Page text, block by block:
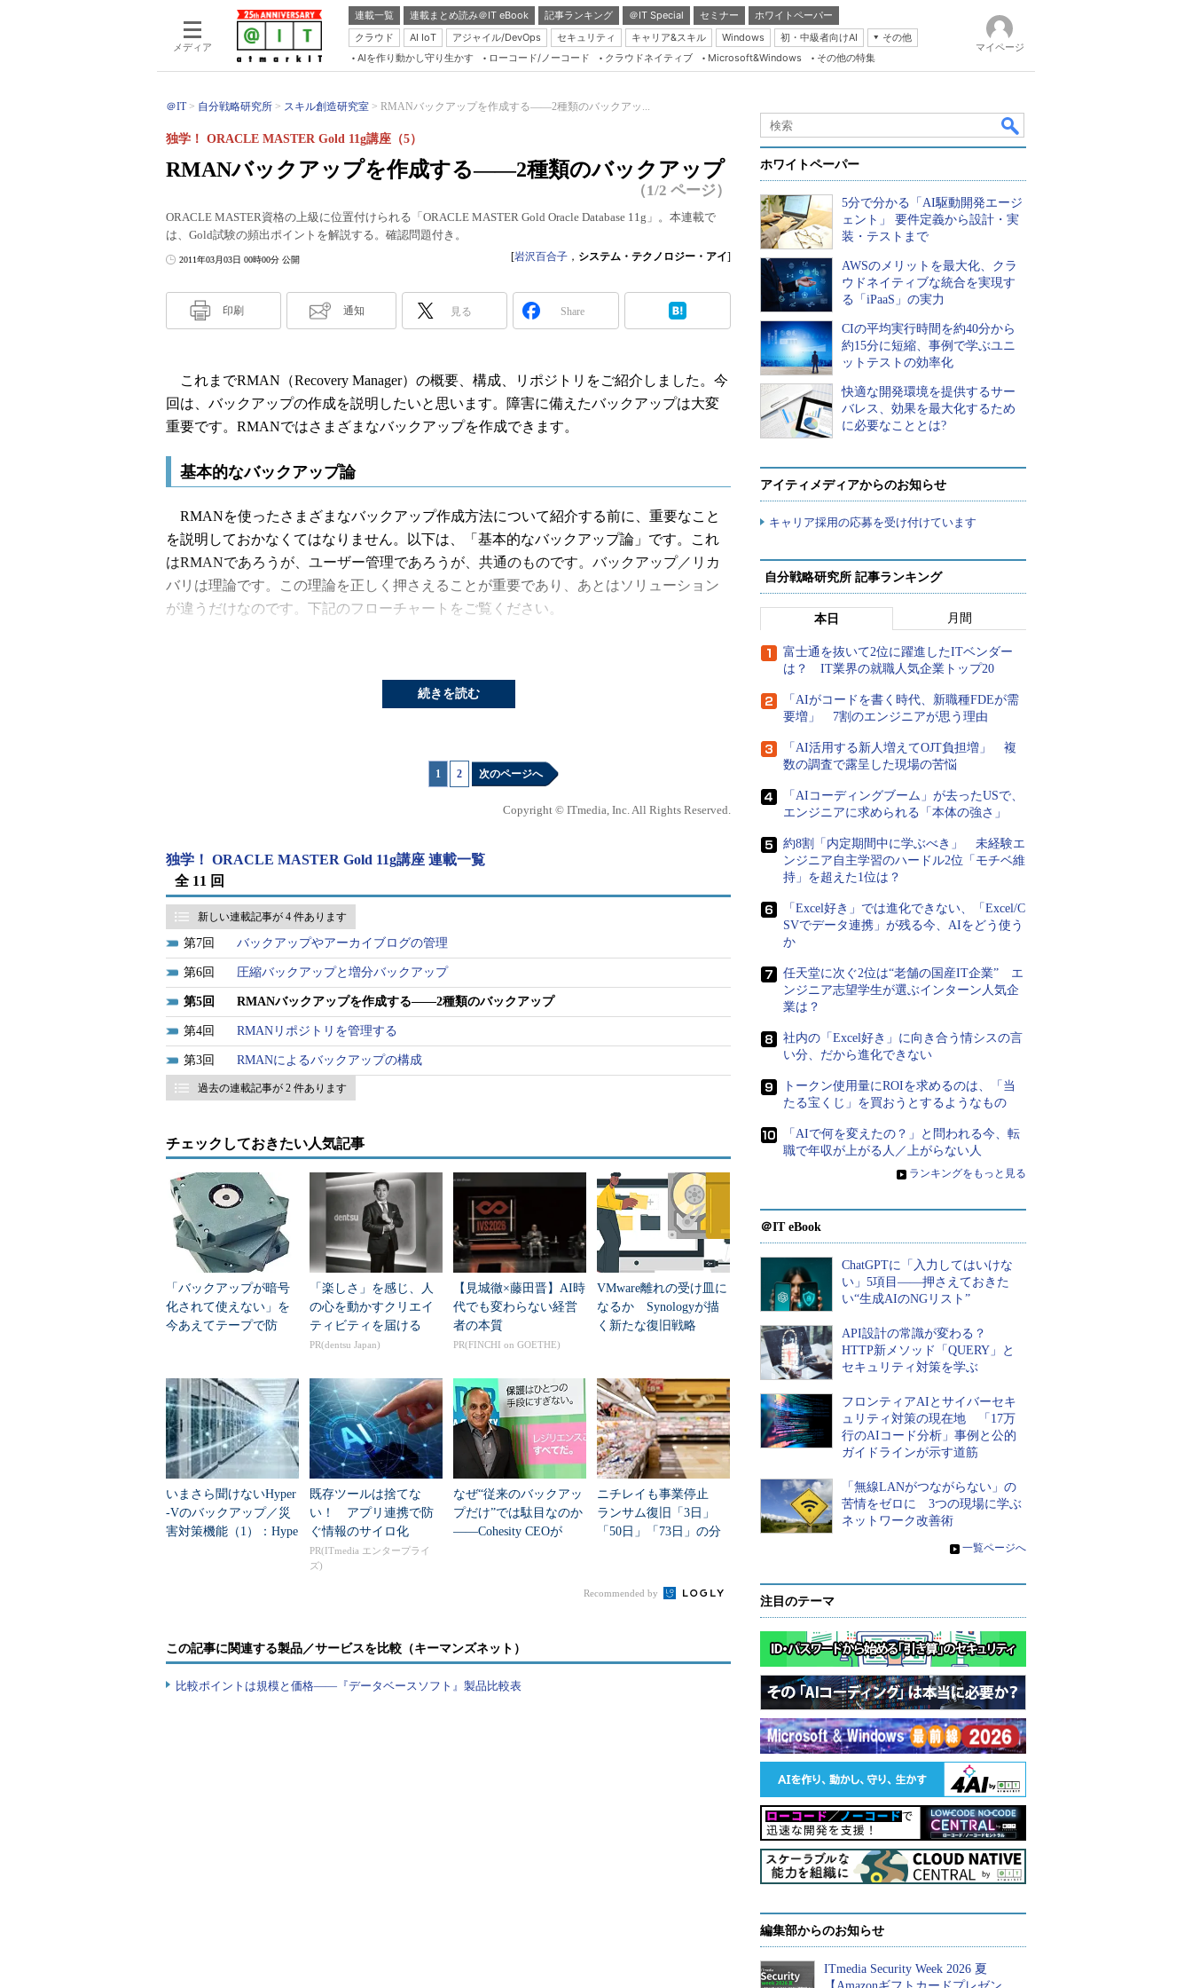
メディア
連載一覧 連載まとめ読み＠IT eBook 記事ランキング ＠IT Special セミナー
ホワイトペーパー
クラウド
AI IoT アジャイル/DevOps セキュリティ キャリア&スキル Windows 初・中級者向けAI
その他
Server & Storage
Java Agile
Database Expert
Master of IP Network
Security & Trust
Test & Tools
ブログ
AIを作り動かし守り生かす ローコード/ノーコード クラウドネイティブ Microsoft&Windows その他の特集
マイページ
＠IT 自分戦略研究所 スキル創造研究室 RMANバックアップを作成する――2種類のバックアッ...
RMANバックアップを作成する――2種類のバックアップ
独学！ ORACLE MASTER Gold 11g講座（5）
（1/2 ページ）
ORACLE MASTER資格の上級に位置付けられる「ORACLE MASTER Gold Oracle Database 11g」。本連載で
は、Gold試験の頻出ポイントを解説する。確認問題付き。
2011年03月03日 00時00分 公開 [岩沢百合子 ， システム・テクノロジー・アイ]
印刷 通知 見る Share
これまでRMAN（Recovery Manager）の概要、構成、リポジトリをご紹介しました。今
回は、バックアップの作成を説明したいと思います。障害に備えたバックアップは大変
重要です。RMANではさまざまなバックアップを作成できます。
基本的なバックアップ論
RMANを使ったさまざまなバックアップ作成方法について紹介する前に、重要なこと
を説明しておかなくてはなりません。以下は、「基本的なバックアップ論」です。これ
はRMANであろうが、ユーザー管理であろうが、共通のものです。バックアップ／リカ
バリは理論です。この理論を正しく押さえることが重要であり、あとはソリューション
が違うだけなのです。下記のフローチャートをご覧ください。
まず、バックアップ方針として、データベースをNOARCHIVELOGモードで運用する
かARCHIVELOGモードで運用するかを決定します。
リカバリによる障害回復を想定する場合には、ARCHIVELOGモードである必要があり
ます。ARCHIVELOGモードでは、オンラインバックアップおよびオフラインバックアッ
ですが、システムによっては、「障害発生直前の状態に戻らなくてもいい」というも
のも少なくありません。その場合は、無理にARCHIVELOGモードにする必要はありませ
ん。NOARCHIVELOGモードで運用し、オフラインバックアップでフルバックアップを
取得する運用にするとよいでしょう。
最近のシステムは、「可用性」を重視するものが多くなっています。
NOARCHIVELOGモードはオフラインバックアップのみをサポートしているため、どう
してもデータベースを停止するメンテナンス時間が必要です。その場合は、エクスポー
ト／インポートによる論理バックアップを検討するとよいでしょう。データベース全体
のバックアップだけではなく、特定の表領域、スキーマといった部分バックアップも可
RMANのバックアップタイプ
基本的なバックアップ論が確認できたところで、RMANを使ったバックアップについ
て確認しましょう。RMANでは、2種類のバックアップタイプをサポートしています。
イメージコピー
バックアップセット
続きを読む
1 2 次のページへ
Copyright © ITmedia, Inc. All Rights Reserved.
独学！ ORACLE MASTER Gold 11g講座 連載一覧
全 11 回
新しい連載記事が 4 件あります
7 バックアップやアーカイブログの管理
6 圧縮バックアップと増分バックアップ
5 RMANバックアップを作成する――2種類のバックアップ
4 RMANリポジトリを管理する
3 RMANによるバックアップの構成
過去の連載記事が 2 件あります
チェックしておきたい人気記事
「バックアップが暗号
化されて使えない」を
今あえてテープで防
「楽しさ」を感じ、人
の心を動かすクリエイ
ティビティを届ける
PR(dentsu Japan)
【見城徹×藤田晋】AI時
代でも変わらない経営
者の本質
PR(FINCHI on GOETHE)
VMware離れの受け皿に
なるか Synologyが描
く新たな復旧戦略
いまさら聞けないHyper
-Vのバックアップ／災
害対策機能（1）：Hype
既存ツールは捨てな
い！ アプリ連携で防
ぐ情報のサイロ化
PR(ITmedia エンタープライ
ズ)
なぜ“従来のバックアッ
プだけ”では駄目なのか
――Cohesity CEOが
ニチレイも事業停止
ランサム復旧「3日」
「50日」「73日」の分
Recommended by
この記事に関連する製品／サービスを比較（キーマンズネット）
比較ポイントは規模と価格――『データベースソフト』製品比較表
ホワイトペーパー
5分で分かる「AI駆動開発エージ
ェント」 要件定義から設計・実
装・テストまで
AWSのメリットを最大化、クラ
ウドネイティブな統合を実現す
る「iPaaS」の実力
CIの平均実行時間を約40分から
約15分に短縮、事例で学ぶユニ
ットテストの効率化
快適な開発環境を提供するサー
バレス、効果を最大化するため
に必要なこととは?
アイティメディアからのお知らせ
キャリア採用の応募を受け付けています
自分戦略研究所 記事ランキング
本日 月間
富士通を抜いて2位に躍進したITベンダー
は？ IT業界の就職人気企業トップ20
「AIがコードを書く時代、新職種FDEが需
要増」 7割のエンジニアが思う理由
「AI活用する新人増えてOJT負担増」 複
数の調査で露呈した現場の苦悩
「AIコーディングブーム」が去ったUSで、
エンジニアに求められる「本体の強さ」
約8割「内定期間中に学ぶべき」 未経験エ
ンジニア自主学習のハードル2位「モチベ維
持」を超えた1位は？
「Excel好き」では進化できない、「Excel/C
SVでデータ連携」が残る今、AIをどう使う
か
任天堂に次ぐ2位は“老舗の国産IT企業” エ
ンジニア志望学生が選ぶインターン人気企
業は？
社内の「Excel好き」に向き合う情シスの言
い分、だから進化できない
トークン使用量にROIを求めるのは、「当
たる宝くじ」を買おうとするようなもの
「AIで何を変えたの？」と問われる今、転
職で年収が上がる人／上がらない人
» ランキングをもっと見る
＠IT eBook
ChatGPTに「入力してはいけな
い」5項目――押さえておきた
い“生成AIのNGリスト”
API設計の常識が変わる？
HTTP新メソッド「QUERY」と
セキュリティ対策を学ぶ
フロンティアAIとサイバーセキ
ュリティ対策の現在地 「17万
行のAIコード分析」事例と公的
ガイドラインが示す道筋
「無線LANがつながらない」の
苦情をゼロに 3つの現場に学ぶ
ネットワーク改善術
» 一覧ページへ
注目のテーマ
編集部からのお知らせ
ITmedia Security Week 2026 夏